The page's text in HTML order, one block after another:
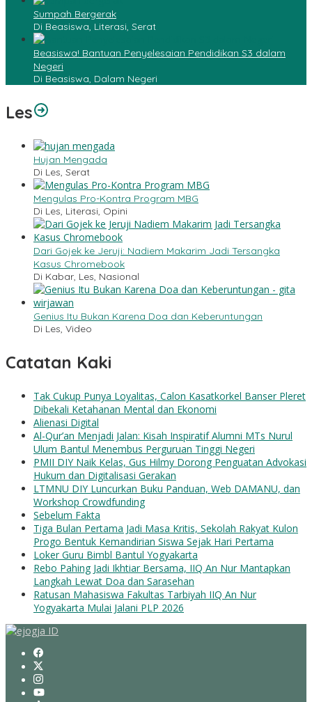
Sumpah Bergerak
Di Beasiswa, Literasi, Serat
Beasiswa! Bantuan Penyelesaian Pendidikan S3 dalam
Negeri
Di Beasiswa, Dalam Negeri
Les
Hujan Mengada
Di Les, Serat
Mengulas Pro-Kontra Program MBG
Di Les, Literasi, Opini
Dari Gojek ke Jeruji: Nadiem Makarim Jadi Tersangka
Kasus Chromebook
Di Kabar, Les, Nasional
Genius Itu Bukan Karena Doa dan Keberuntungan
Di Les, Video
Catatan Kaki
Tak Cukup Punya Loyalitas, Calon Kasatkorkel Banser Pleret
Dibekali Ketahanan Mental dan Ekonomi
Alienasi Digital
Al-Qur’an Menjadi Jalan: Kisah Inspiratif Alumni MTs Nurul
Ulum Bantul Menembus Perguruan Tinggi Negeri
PMII DIY Naik Kelas, Gus Hilmy Dorong Penguatan Advokasi
Hukum dan Digitalisasi Gerakan
LTMNU DIY Luncurkan Buku Panduan, Web DAMANU, dan
Workshop Crowdfunding
Sebelum Fakta
Tiga Bulan Pertama Jadi Masa Kritis, Sekolah Rakyat Kulon
Progo Bentuk Kemandirian Siswa Sejak Hari Pertama
Loker Guru Bimbl Bantul Yogyakarta
Rebo Pahing Jadi Ikhtiar Bersama, IIQ An Nur Mantapkan
Langkah Lewat Doa dan Sarasehan
Ratusan Mahasiswa Fakultas Tarbiyah IIQ An Nur
Yogyakarta Mulai Jalani PLP 2026